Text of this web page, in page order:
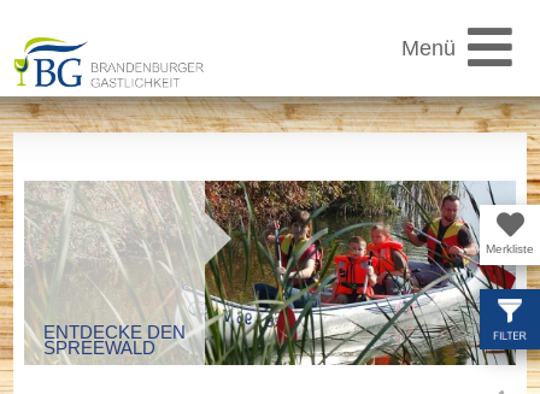
Menü
Gasthöfe
Regionen
Merkliste
ENTDECKE DEN
SPREEWALD